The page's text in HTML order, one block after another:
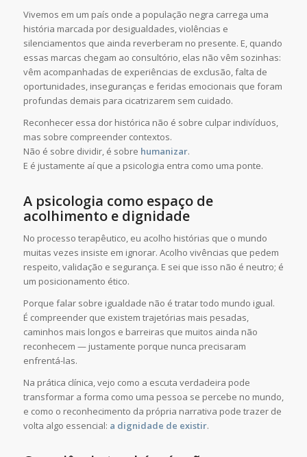
Vivemos em um país onde a população negra carrega uma
história marcada por desigualdades, violências e
silenciamentos que ainda reverberam no presente. E, quando
essas marcas chegam ao consultório, elas não vêm sozinhas:
vêm acompanhadas de experiências de exclusão, falta de
oportunidades, inseguranças e feridas emocionais que foram
profundas demais para cicatrizarem sem cuidado.
Reconhecer essa dor histórica não é sobre culpar indivíduos,
mas sobre compreender contextos.
Não é sobre dividir, é sobre humanizar.
E é justamente aí que a psicologia entra como uma ponte.
A psicologia como espaço de
acolhimento e dignidade
No processo terapêutico, eu acolho histórias que o mundo
muitas vezes insiste em ignorar. Acolho vivências que pedem
respeito, validação e segurança. E sei que isso não é neutro; é
um posicionamento ético.
Porque falar sobre igualdade não é tratar todo mundo igual.
É compreender que existem trajetórias mais pesadas,
caminhos mais longos e barreiras que muitos ainda não
reconhecem — justamente porque nunca precisaram
enfrentá-las.
Na prática clínica, vejo como a escuta verdadeira pode
transformar a forma como uma pessoa se percebe no mundo,
e como o reconhecimento da própria narrativa pode trazer de
volta algo essencial: a dignidade de existir.